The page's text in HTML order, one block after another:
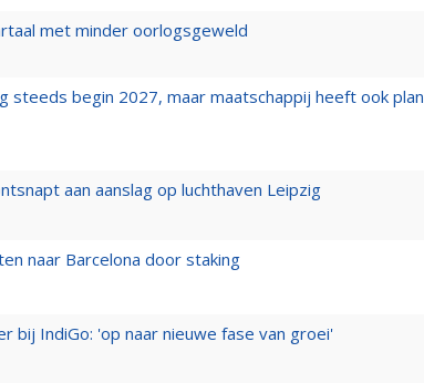
met minder oorlogsgeweld
steeds begin 2027, maar maatschappij heeft ook plan
aan aanslag op luchthaven Leipzig
naar Barcelona door staking
bij IndiGo: 'op naar nieuwe fase van groei'